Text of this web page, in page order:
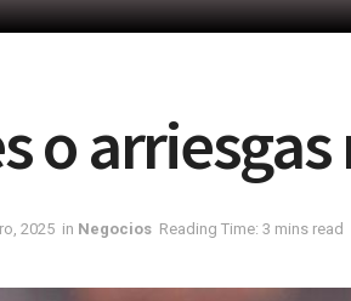
o
2025 in Negocios Reading Time: 3 mins read